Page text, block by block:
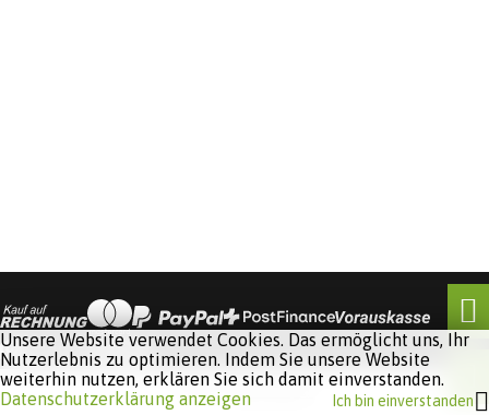
Software:
Unsere Website verwendet Cookies. Das ermöglicht uns, Ihr
Nutzerlebnis zu optimieren. Indem Sie unsere Website
weiterhin nutzen, erklären Sie sich damit einverstanden.
Datenschutzerklärung anzeigen
Ich bin einverstanden